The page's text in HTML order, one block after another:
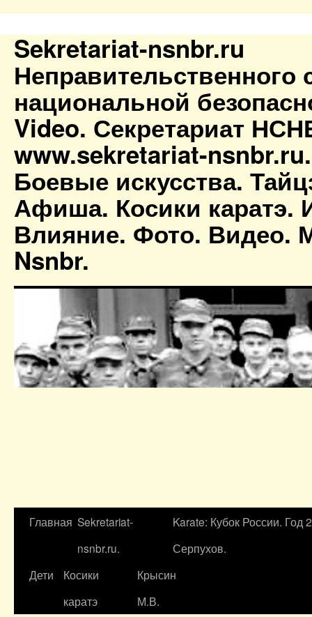
Sekretariat-nsnbr.ru
Неправительственного
национальной
Video. Секретариат
www.sekretariat-
Боевые искусства.
Афиша. Косики каратэ.
Влияние. Фото. Видео.
Nsnbr.
Главная Sekretariat-
nsnbr.ru.
Karate: Кубок России. Год
Серпухов.
Дети
Косики
каратэ
Крысин
М.В.